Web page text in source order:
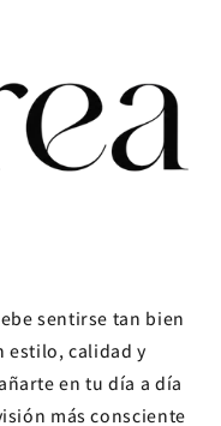
sentirse tan bien
estilo, calidad y
en tu día a día
más consciente